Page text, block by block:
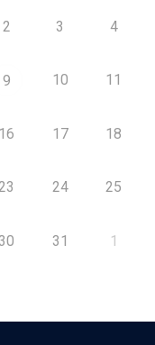
2 3 4
9 10 11
16 17 18
24 25
31 1